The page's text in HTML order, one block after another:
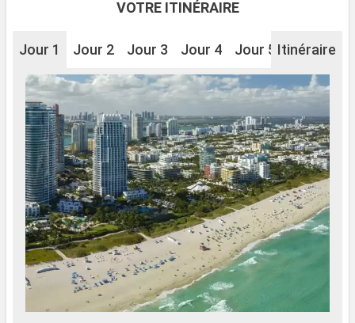
VOTRE ITINÉRAIRE
Jour 1 Jour 2 Jour 3 Jour 4 Jour 5 Itinéraire